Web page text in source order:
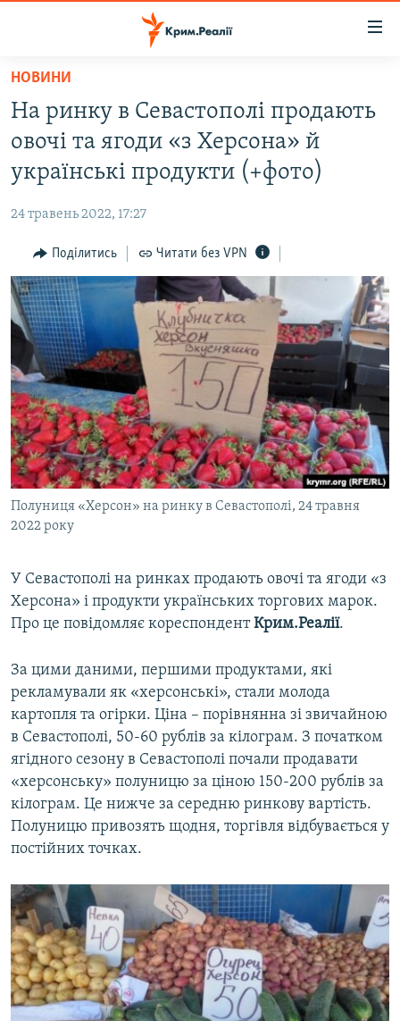
Перейти
основного
матеріалу
Перейти
до
основної
навігації
Перейти
до
пошуку
ВОДА.КРИМ
ВІДЕО ТА ФОТО
БЛОГИ
ПОГЛЯД
ІНТЕРВ'Ю
ВСЕ ЗА ДЕНЬ
СПЕЦПРОЕКТИ
ДЕПОРТАЦІЯ
ВІДЕОУРОКИ «ELIFBE»
СВІДЧЕННЯ ОКУПАЦІЇ
УКРАЇНСЬКА ПРОБЛЕМА КРИМУ
ІНФОГРАФІКА
ЯК ОБІЙТИ БЛОКУВАННЯ
Русский
Qırımtatar
ДОЛУЧАЙСЯ!
Усі сайти RFE/RL
НОВИНИ
На ринку в Севастополі продають
овочі та ягоди «з Херсона» й
українські продукти (+фото)
24 травень 2022, 17:27
Поділитись Читати без VPN
Полуниця «Херсон» на ринку в Севастополі, 24 травня
2022 року
У Севастополі на ринках продають овочі та ягоди «з
Херсона» і продукти українських торгових марок.
Про це повідомляє кореспондентКрим.Реалії.
За цими даними, першими продуктами, які
рекламували як «херсонські», стали молода
картопля та огірки. Ціна – порівнянна зі звичайною
в Севастополі, 50-60 рублів за кілограм. З початком
ягідного сезону в Севастополі почали продавати
«херсонську» полуницю за ціною 150-200 рублів за
кілограм. Це нижче за середню ринкову вартість.
Полуницю привозять щодня, торгівля відбувається у
постійних точках.